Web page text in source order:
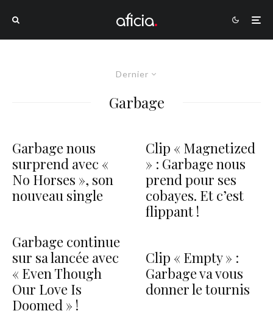
Dernier
Garbage
Garbage nous
surprend avec «
No Horses », son
nouveau single
Garbage continue
sur sa lancée avec
« Even Though
Our Love Is
Doomed » !
Clip « Magnetized
» : Garbage nous
prend pour ses
cobayes. Et c’est
flippant !
Clip « Empty » :
Garbage va vous
donner le tournis